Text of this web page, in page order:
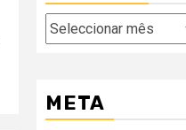
Arquivo
META